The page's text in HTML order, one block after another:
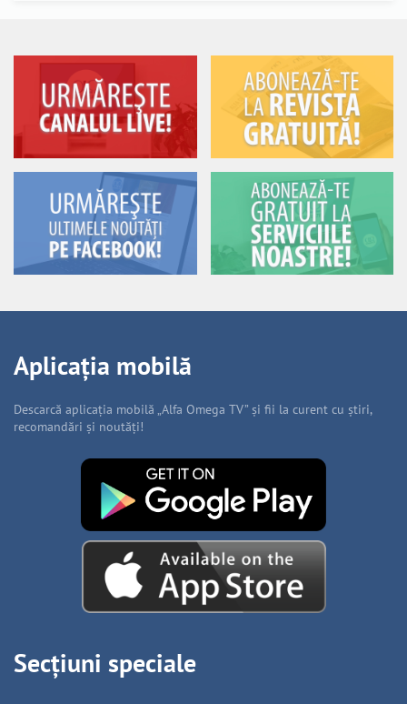
Aplicația mobilă
Descarcă aplicația mobilă „Alfa Omega TV” și fii la curent cu știri,
recomandări și noutăți!
Secțiuni speciale